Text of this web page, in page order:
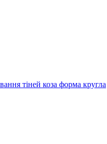
тіней коза форма кругла